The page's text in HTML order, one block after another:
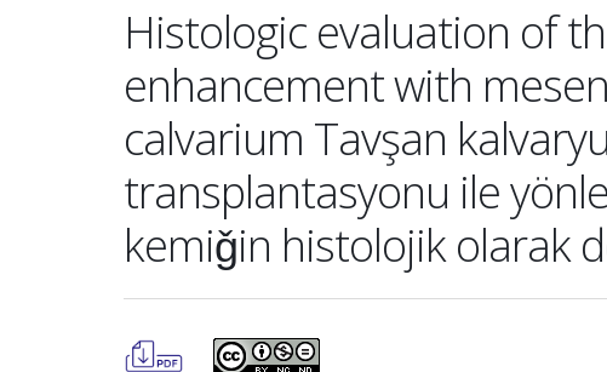
Histologic evaluation of
enhancement with
calvarium Tavşan
transplantasyonu ile
kemiǧin histolojik olarak